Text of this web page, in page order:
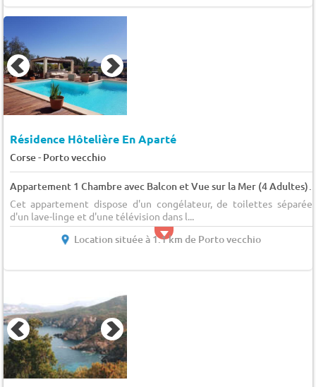
Résidence Hôtelière En Aparté
Corse- Porto vecchio
Appartement 1 Chambre avec Balcon et
Cet appartement dispose d'un congélateur, de toilettes
d'un lave-linge et d'une télévision dans l...
Location située à 1.1 km de Porto vecchio